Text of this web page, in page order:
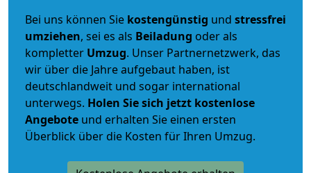
Bei uns können Sie kostengünstig und stressfrei
umziehen, sei es als Beiladung oder als
kompletter Umzug. Unser Partnernetzwerk, das
wir über die Jahre aufgebaut haben, ist
deutschlandweit und sogar international
unterwegs. Holen Sie sich jetzt kostenlose
Angebote und erhalten Sie einen ersten
Überblick über die Kosten für Ihren Umzug.